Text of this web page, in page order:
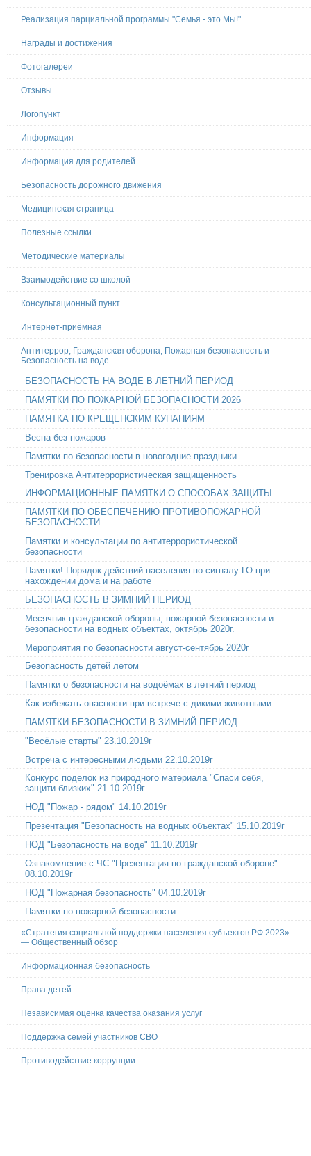
Реализация парциальной программы "Семья - это Мы!"
Награды и достижения
Фотогалереи
Отзывы
Логопункт
Информация
Информация для родителей
Безопасность дорожного движения
Медицинская страница
Полезные ссылки
Методические материалы
Взаимодействие со школой
Консультационный пункт
Интернет-приёмная
Антитеррор, Гражданская оборона, Пожарная безопасность и
Безопасность на воде
БЕЗОПАСНОСТЬ НА ВОДЕ В ЛЕТНИЙ ПЕРИОД
ПАМЯТКИ ПО ПОЖАРНОЙ БЕЗОПАСНОСТИ 2026
ПАМЯТКА ПО КРЕЩЕНСКИМ КУПАНИЯМ
Весна без пожаров
Памятки по безопасности в новогодние праздники
Тренировка Антитеррористическая защищенность
ИНФОРМАЦИОННЫЕ ПАМЯТКИ О СПОСОБАХ ЗАЩИТЫ
ПАМЯТКИ ПО ОБЕСПЕЧЕНИЮ ПРОТИВОПОЖАРНОЙ
БЕЗОПАСНОСТИ
Памятки и консультации по антитеррористической
безопасности
Памятки! Порядок действий населения по сигналу ГО при
нахождении дома и на работе
БЕЗОПАСНОСТЬ В ЗИМНИЙ ПЕРИОД
Месячник гражданской обороны, пожарной безопасности и
безопасности на водных объектах, октябрь 2020г.
Мероприятия по безопасности август-сентябрь 2020г
Безопасность детей летом
Памятки о безопасности на водоёмах в летний период
Как избежать опасности при встрече с дикими животными
ПАМЯТКИ БЕЗОПАСНОСТИ В ЗИМНИЙ ПЕРИОД
"Весёлые старты" 23.10.2019г
Встреча с интересными людьми 22.10.2019г
Конкурс поделок из природного материала "Спаси себя,
защити близких" 21.10.2019г
НОД "Пожар - рядом" 14.10.2019г
Презентация "Безопасность на водных объектах" 15.10.2019г
НОД "Безопасность на воде" 11.10.2019г
Ознакомление с ЧС "Презентация по гражданской обороне"
08.10.2019г
НОД "Пожарная безопасность" 04.10.2019г
Памятки по пожарной безопасности
«Стратегия социальной поддержки населения субъектов РФ 2023»
— Общественный обзор
Информационная безопасность
Права детей
Независимая оценка качества оказания услуг
Поддержка семей участников СВО
Противодействие коррупции